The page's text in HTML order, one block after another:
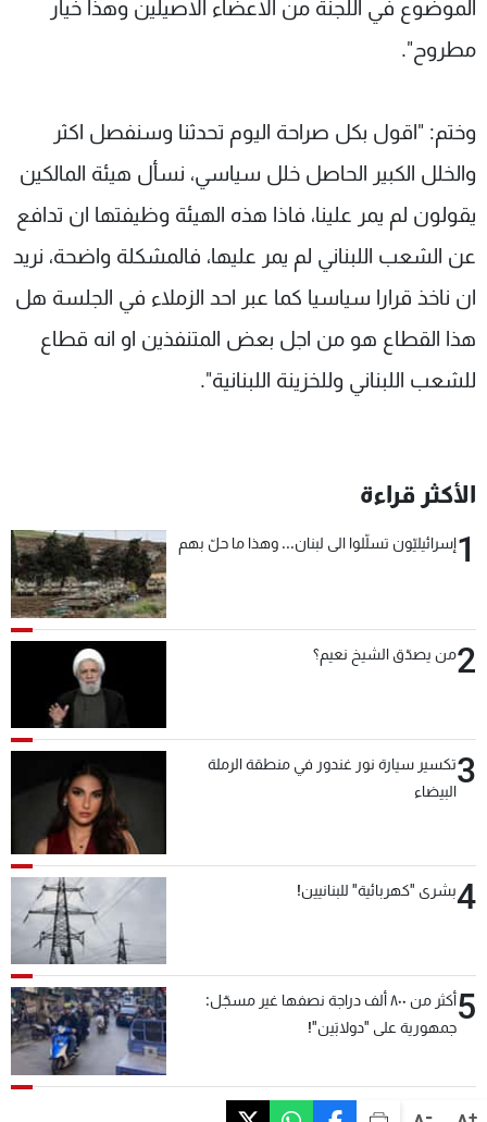
+
الموضوع في اللجنة من الاعضاء الاصيلين وهذا خيار
مطروح".
وختم: "اقول بكل صراحة اليوم تحدثنا وسنفصل اكثر
والخلل الكبير الحاصل خلل سياسي، نسأل هيئة المالكين
يقولون لم يمر علينا، فاذا هذه الهيئة وظيفتها ان تدافع
عن الشعب اللبناني لم يمر عليها، فالمشكلة واضحة، نريد
ان ناخذ قرارا سياسيا كما عبر احد الزملاء في الجلسة هل
هذا القطاع هو من اجل بعض المتنفذين او انه قطاع
للشعب اللبناني وللخزينة اللبنانية".
الأكثر قراءة
1إسرائيليّون تسلّلوا الى لبنان... وهذا ما حلّ بهم
2من يصدّق الشيخ نعيم؟
3تكسير سيارة نور غندور في منطقة الرملة
البيضاء
4بشرى "كهربائية" للبنانيين!
5
أكثر من ٨٠٠ ألف دراجة نصفها غير مسجّل:
جمهورية على "دولابَين"!